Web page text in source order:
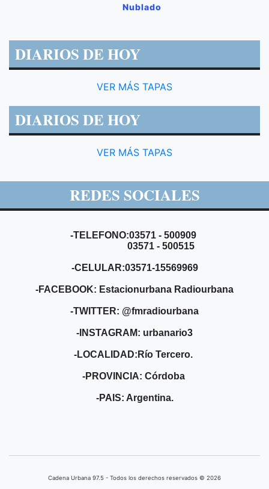
Nublado
DIARIOS DE HOY
VER MÁS TAPAS
DIARIOS DE HOY
VER MÁS TAPAS
REDES SOCIALES
-TELEFONO:03571 - 500909
03571 - 500515
-CELULAR:03571-15569969
-FACEBOOK: Estacionurbana Radiourbana
-TWITTER: @fmradiourbana
-INSTAGRAM: urbanario3
-LOCALIDAD:Río Tercero.
-PROVINCIA: Córdoba
-PAIS: Argentina.
Cadena Urbana ​97.5 - Todos los derechos reservados © 2026